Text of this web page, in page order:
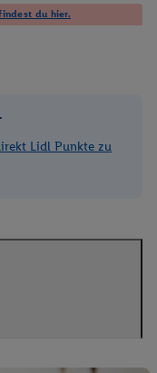
du hier.
Lidl Punkte zu